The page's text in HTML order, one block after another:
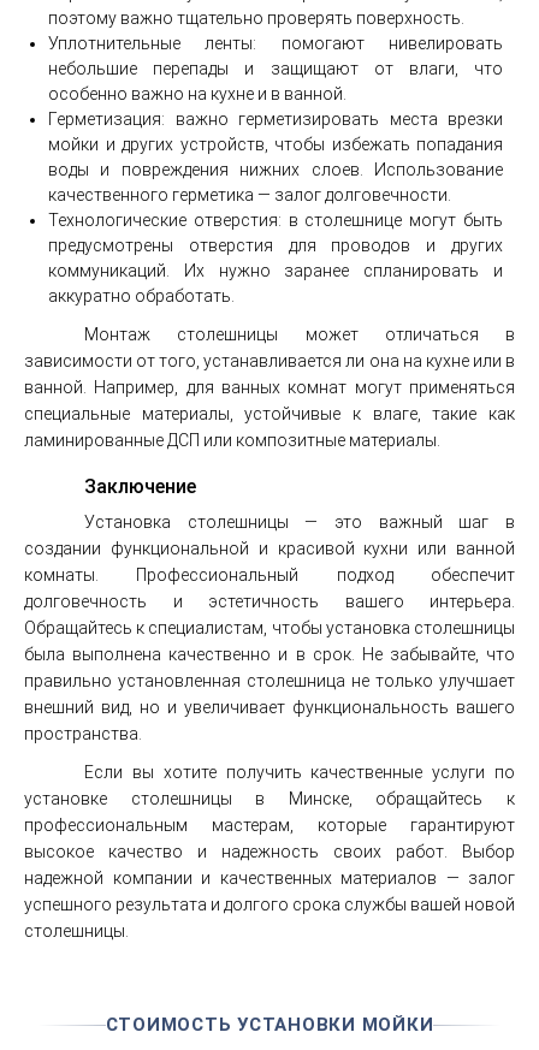
поэтому важно тщательно проверять поверхность.
Уплотнительные ленты: помогают нивелировать
небольшие перепады и защищают от влаги, что
особенно важно на кухне и в ванной.
Герметизация: важно герметизировать места врезки
мойки и других устройств, чтобы избежать попадания
воды и повреждения нижних слоев. Использование
качественного герметика — залог долговечности.
Технологические отверстия: в столешнице могут быть
предусмотрены отверстия для проводов и других
коммуникаций. Их нужно заранее спланировать и
аккуратно обработать.
Монтаж столешницы может отличаться в
зависимости от того, устанавливается ли она на кухне или в
ванной. Например, для ванных комнат могут применяться
специальные материалы, устойчивые к влаге, такие как
ламинированные ДСП или композитные материалы.
Заключение
Установка столешницы — это важный шаг в
создании функциональной и красивой кухни или ванной
комнаты. Профессиональный подход обеспечит
долговечность и эстетичность вашего интерьера.
Обращайтесь к специалистам, чтобы установка столешницы
была выполнена качественно и в срок. Не забывайте, что
правильно установленная столешница не только улучшает
внешний вид, но и увеличивает функциональность вашего
пространства.
Если вы хотите получить качественные услуги по
установке столешницы в Минске, обращайтесь к
профессиональным мастерам, которые гарантируют
высокое качество и надежность своих работ. Выбор
надежной компании и качественных материалов — залог
успешного результата и долгого срока службы вашей новой
столешницы.
СТОИМОСТЬ УСТАНОВКИ МОЙКИ